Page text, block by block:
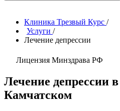
Клиника Трезвый Курс /
Услуги /
Лечение депрессии
Лицензия Минздрава РФ
Лечение депрессии
Камчатском